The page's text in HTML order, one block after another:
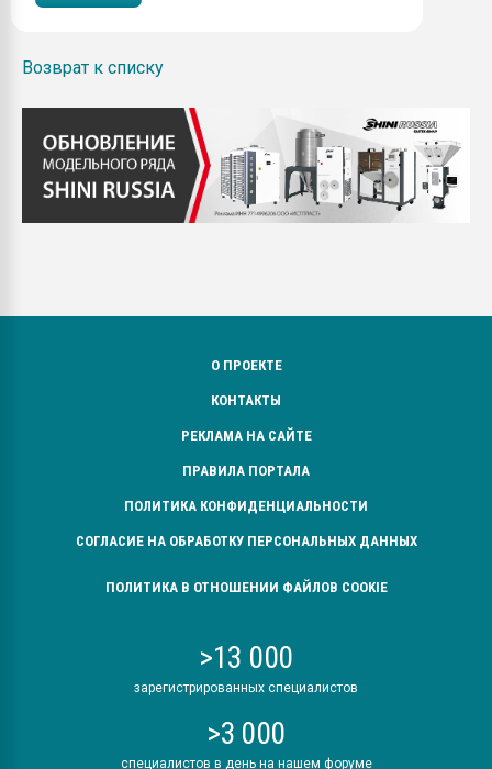
Возврат к списку
О ПРОЕКТЕ
КОНТАКТЫ
РЕКЛАМА НА САЙТЕ
ПРАВИЛА ПОРТАЛА
ПОЛИТИКА КОНФИДЕНЦИАЛЬНОСТИ
СОГЛАСИЕ НА ОБРАБОТКУ ПЕРСОНАЛЬНЫХ ДАННЫХ
ПОЛИТИКА В ОТНОШЕНИИ ФАЙЛОВ COOKIE
>13 000
зарегистрированных специалистов
>3 000
специалистов в день на нашем форуме